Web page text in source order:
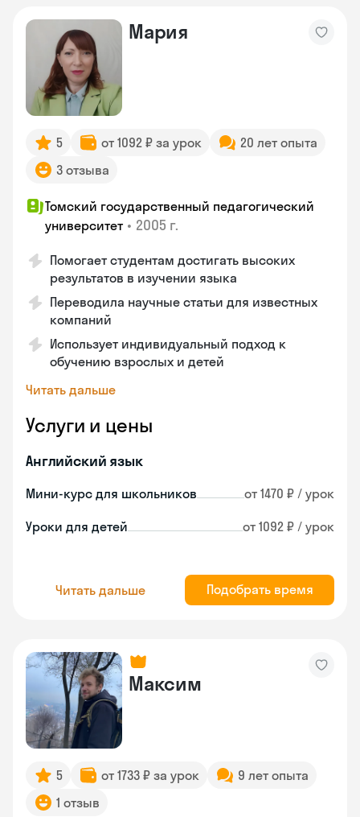
Мария
5 от 1092 ₽ за урок
20 лет опыта
3 отзыва
Томский государственный педагогический
университет • 2005 г.
Помогает студентам достигать высоких
результатов в изучении языка
Переводила научные статьи для известных
компаний
Использует индивидуальный подход к
обучению взрослых и детей
Читать дальше
Услуги и цены
Английский язык
Мини-курс для школьников от 1470 ₽ / урок
Уроки для детей от 1092 ₽ / урок
Читать дальше Подобрать время
Максим
5 от 1733 ₽ за урок
9 лет опыта
1 отзыв